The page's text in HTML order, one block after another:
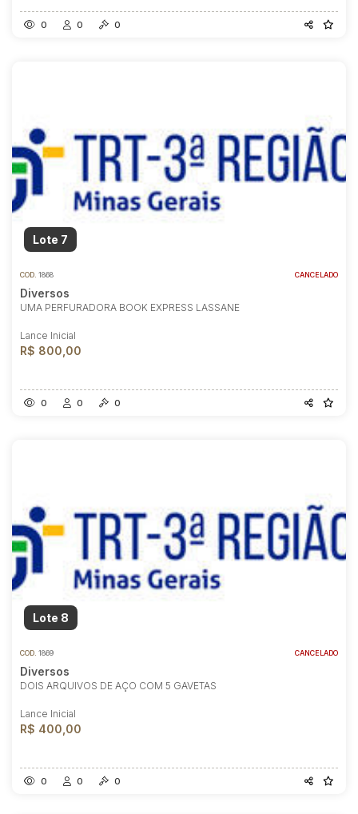
0 0 0
Lote 7
COD. 1868 CANCELADO
Diversos
UMA PERFURADORA BOOK EXPRESS LASSANE
Lance Inicial
R$ 800,00
0 0 0
Lote 8
COD. 1869 CANCELADO
Diversos
DOIS ARQUIVOS DE AÇO COM 5 GAVETAS
Lance Inicial
R$ 400,00
0 0 0